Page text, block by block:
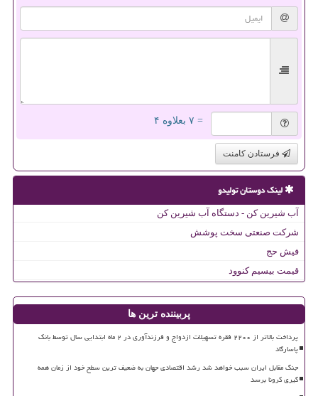
= ۷ بعلاوه ۴
فرستادن کامنت
لینک دوستان تولیدو
آب شیرین کن - دستگاه آب شیرین کن
شرکت صنعتی سخت پوشش
فیش حج
قیمت بیسیم کنوود
پربیننده ترین ها
پرداخت بالاتر از ۲۲۰۰ فقره تسهیلات ازدواج و فرزندآوری در ۲ ماه ابتدایی سال توسط بانک
پاسارگاد
جنگ مقابل ایران سبب خواهد شد رشد اقتصادی جهان به ضعیف ترین سطح خود از زمان همه
گیری کرونا برسد